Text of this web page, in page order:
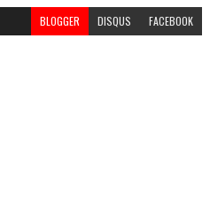
BLOGGER DISQUS FACEBOOK